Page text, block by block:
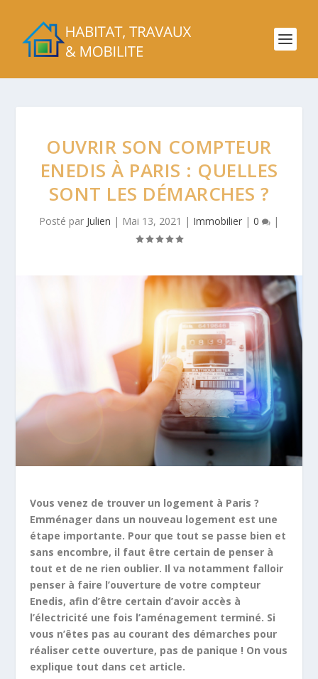
OUVRIR SON COMPTEUR
ENEDIS À PARIS : QUELLES
SONT LES DÉMARCHES ?
Posté par Julien | Mai 13, 2021 | Immobilier | 0 |
Vous venez de trouver un logement à Paris ?
Emménager dans un nouveau logement est une
étape importante. Pour que tout se passe bien et
sans encombre, il faut être certain de penser à
tout et de ne rien oublier. Il va notamment falloir
penser à faire l’ouverture de votre compteur
Enedis, afin d’être certain d’avoir accès à
l’électricité une fois l’aménagement terminé. Si
vous n’êtes pas au courant des démarches pour
réaliser cette ouverture, pas de panique ! On vous
explique tout dans cet article.